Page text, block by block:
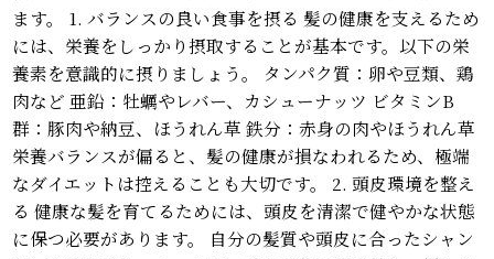
ます。 1. バランスの良い食事を摂る 髪の健康を支えるため
には、栄養をしっかり摂取することが基本です。以下の栄
養素を意識的に摂りましょう。 タンパク質：卵や豆類、鶏
肉など 亜鉛：牡蠣やレバー、カシューナッツ ビタミンB
群：豚肉や納豆、ほうれん草 鉄分：赤身の肉やほうれん草
栄養バランスが偏ると、髪の健康が損なわれるため、極端
なダイエットは控えることも大切です。 2. 頭皮環境を整え
る 健康な髪を育てるためには、頭皮を清潔で健やかな状態
に保つ必要があります。 自分の髪質や頭皮に合ったシャン